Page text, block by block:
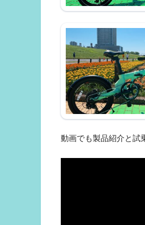
動画でも製品紹介と試